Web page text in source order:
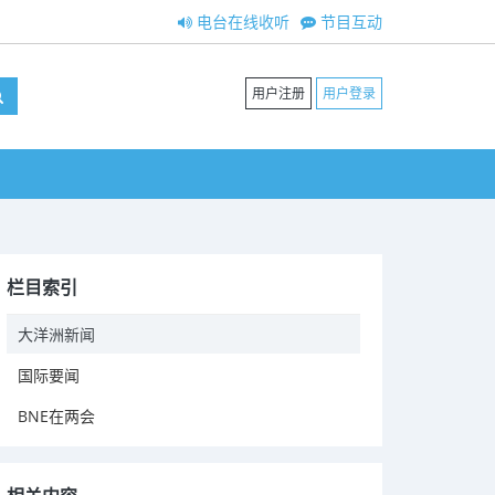
节目互动
电台在线收听
用户注册 用户登录
栏目索引
大洋洲新闻
国际要闻
BNE在两会